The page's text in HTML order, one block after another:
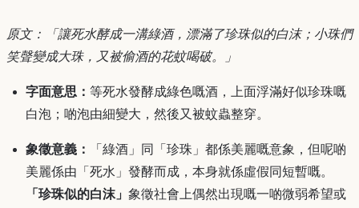
原文：「讓死水酵成一溝綠酒，漂滿了珍珠似的白沫；小珠們
笑聲變成大珠，又被偷酒的花蚊喝破。」
字面意思： 等死水發酵成綠色嘅酒，上面浮滿好似珍珠嘅
白泡；啲泡由細變大，然後又被蚊蟲整穿。
象徵意義：
「綠酒」同「珍珠」都係美麗嘅意象，但呢啲
美麗係由「死水」發酵而成，本身就係虛假同短暫嘅。
「珍珠似的白沫」 象徵社會上偶然出現嘅一啲微弱希望或